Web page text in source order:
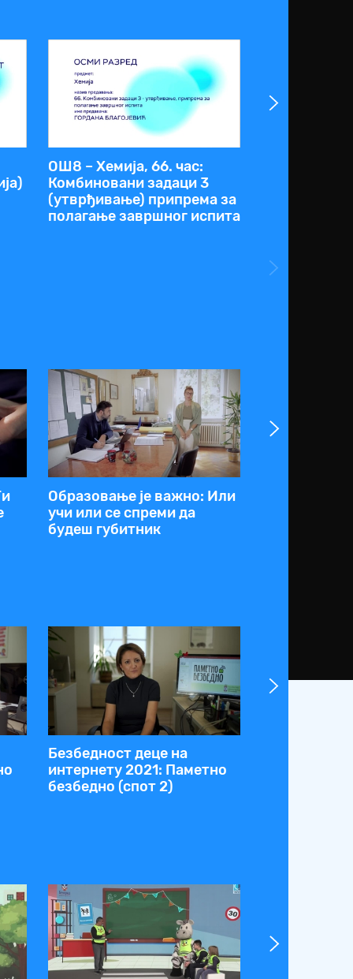
ОШ8 – Хемија, 66. час:
Комбиновани задаци 3
(утврђивање) припрема за
полагање завршног испита
Образовање је важно: Или
учи или се спреми да
будеш губитник
Безбедност деце на
интернету 2021: Паметно
безбедно (спот 2)